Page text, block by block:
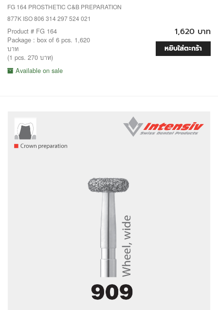
FG 164 PROSTHETIC C&B PREPARATION
877K ISO 806 314 297 524 021
Product # FG 164
Package : box of 6 pcs. 1,620
บาท
(1 pcs. 270 บาท)
Available on sale
1,620 บาท
หยิบใส่ตะกร้า